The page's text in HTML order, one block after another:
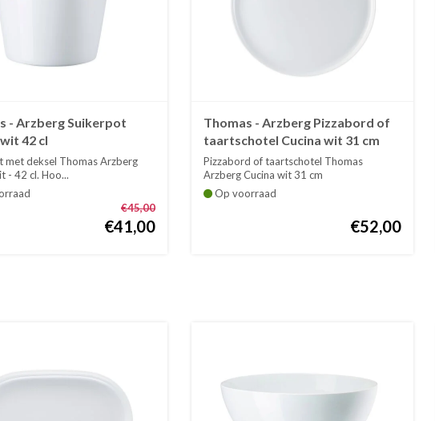
- Arzberg Suikerpot
42 cl
met deksel Thomas Arzberg
- 42 cl. Hoo...
€45,00
€41,00
Thomas - Arzberg Pizzabord of
taartschotel Cucina wit 31 cm
Pizzabord of taartschotel Thomas
Arzberg Cucina wit 31 cm
Op voorraad
€52,00